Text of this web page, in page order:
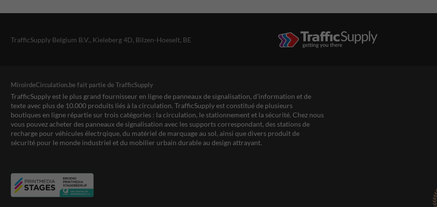
TrafficSupply Belgium B.V., Kieleberg 4D, Bilzen-Hoeselt, BE
MiroirdeCirculation.be fait partie de TrafficSupply
TrafficSupply est le plus grand fournisseur en ligne de panneaux de signalisation, d'information et de
texte avec plus de 10.000 produits liés à la circulation. TrafficSupply est constitué de plusieurs
boutiques en ligne répartie sur trois catégories : la circulation, le stationnement et la sécurité. Chez nous
vous pouvez acheter des panneaux de signalisation avec les supports correspondant, des stations de
recharge pour véhicules électrqique, du matériel de marquage au sol, ainsi que divers produit de
sécurité pour le monde industriel et du mobilier urbain durable au design attrayant.